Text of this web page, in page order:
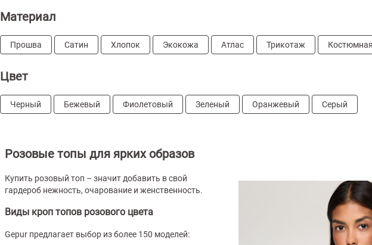
Материал
Прошва Сатин Хлопок Экокожа Атлас Трикотаж
Цвет
Черный Бежевый Фиолетовый Зеленый Оранжевый Серый
Розовые топы для ярких образов
Купить розовый топ – значит добавить в свой
гардероб нежность, очарование и женственность.
Виды кроп топов розового цвета
Gepur предлагает выбор из более 150 моделей: